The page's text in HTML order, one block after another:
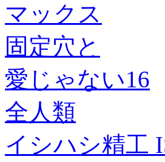
マックス
固定穴と
愛じゃない16
全人類
イシハシ精工